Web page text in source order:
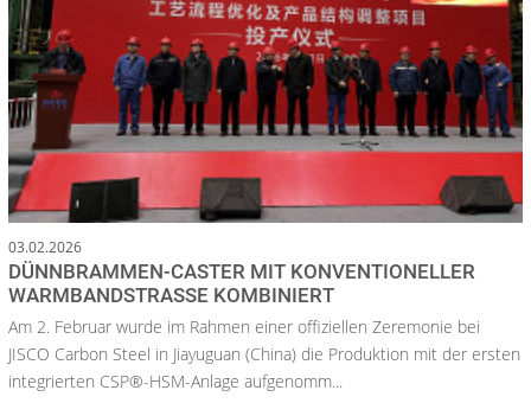
03.02.2026
DÜNNBRAMMEN-CASTER MIT KONVENTIONELLER
WARMBANDSTRASSE KOMBINIERT
Am 2. Februar wurde im Rahmen einer offiziellen Zeremonie bei
JISCO Carbon Steel in Jiayuguan (China) die Produktion mit der ersten
integrierten CSP®-HSM-Anlage aufgenomm...